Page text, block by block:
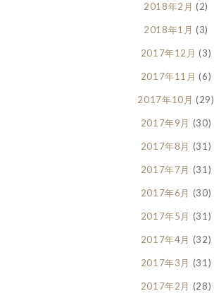
2018年2月 (2)
2018年1月 (3)
2017年12月 (3)
2017年11月 (6)
2017年10月 (29)
2017年9月 (30)
2017年8月 (31)
2017年7月 (31)
2017年6月 (30)
2017年5月 (31)
2017年4月 (32)
2017年3月 (31)
2017年2月 (28)